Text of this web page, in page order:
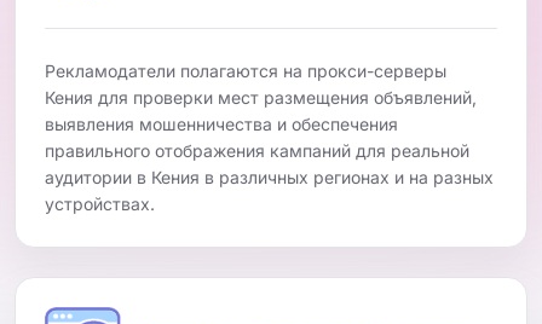
Рекламодатели полагаются на прокси-серверы
Кения для проверки мест размещения объявлений,
выявления мошенничества и обеспечения
правильного отображения кампаний для реальной
аудитории в Кения в различных регионах и на разных
устройствах.